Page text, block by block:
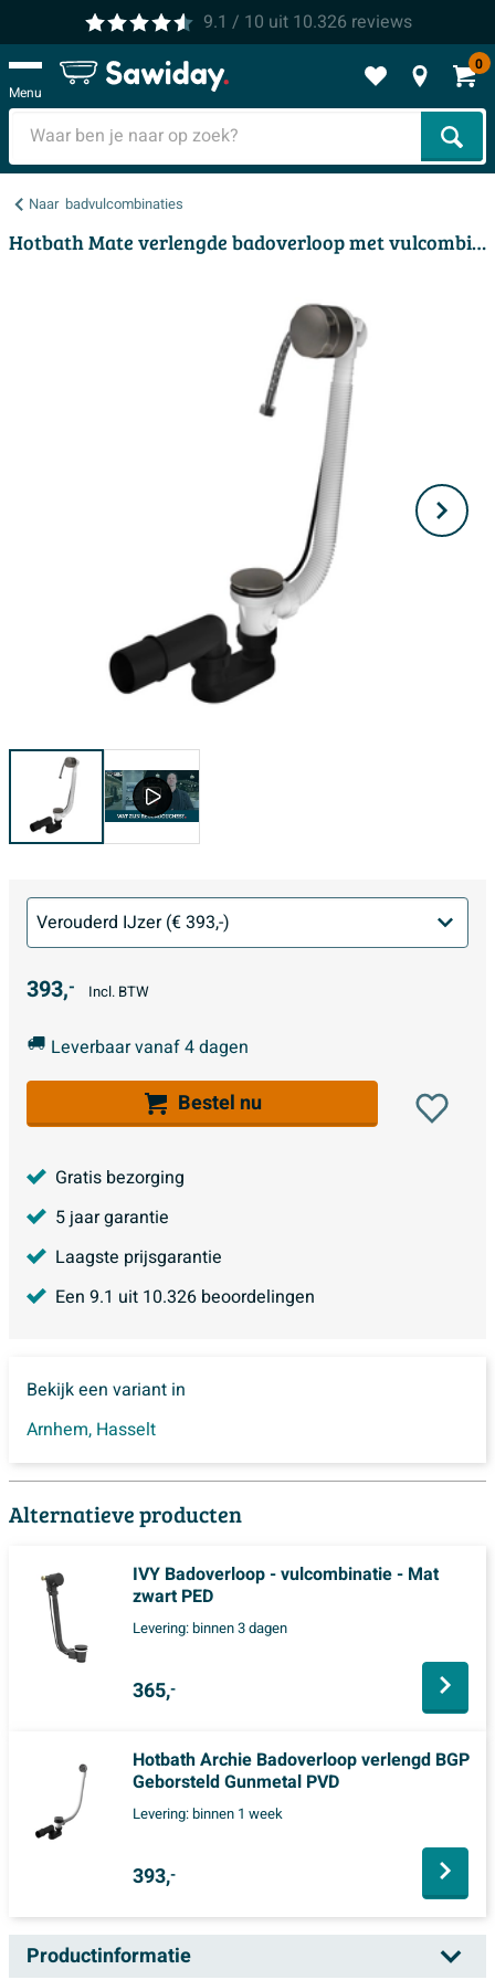
9.1 / 10 uit 10.326 reviews
Menu
0
Naar badvulcombinaties
Hotbath Mate verlengde badoverloop met vulcombinatie ijzer verouderd
393,- Incl. BTW
Leverbaar vanaf 4 dagen
Bestel nu
Gratis bezorging
5 jaar garantie
Laagste prijsgarantie
Een 9.1 uit 10.326 beoordelingen
Bekijk een variant in
Arnhem, Hasselt
Alternatieve producten
IVY Badoverloop - vulcombinatie - Mat
zwart PED
Levering:binnen 3 dagen
365,-
Hotbath Archie Badoverloop verlengd BGP
Geborsteld Gunmetal PVD
Levering:binnen 1 week
393,-
Productinformatie